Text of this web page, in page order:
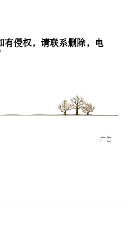
有侵权，请联系删除，电
广告